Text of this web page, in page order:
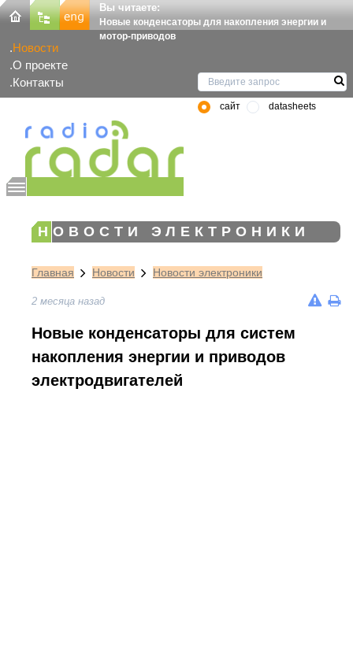
Вы читаете:
Новые конденсаторы для накопления энергии и
мотор-приводов
Новости
О проекте
Контакты
сайт datasheets
НОВОСТИ ЭЛЕКТРОНИКИ
Главная Новости Новости электроники
2 месяца назад
Новые конденсаторы для систем
накопления энергии и приводов
электродвигателей